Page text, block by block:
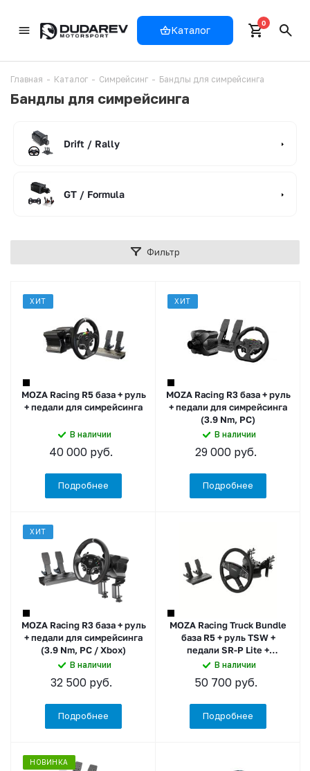
Каталог
0
Главная - Каталог - Симрейсинг - Бандлы для симрейсинга
Бандлы для симрейсинга
Drift / Rally
GT / Formula
Фильтр
ХИТ
MOZA Racing R5 база + руль
+ педали для симрейсинга
В наличии
40 000 руб.
Подробнее
ХИТ
MOZA Racing R3 база + руль
+ педали для симрейсинга
(3.9 Nm, PC)
В наличии
29 000руб.
Подробнее
ХИТ
MOZA Racing R3 база + руль
+ педали для симрейсинга
(3.9 Nm, PC / Xbox)
В наличии
32 500руб.
Подробнее
MOZA Racing Truck Bundle
база R5 + руль TSW +
педали SR-P Lite +
кронштейн для
В наличии
50 700руб.
Подробнее
НОВИНКА